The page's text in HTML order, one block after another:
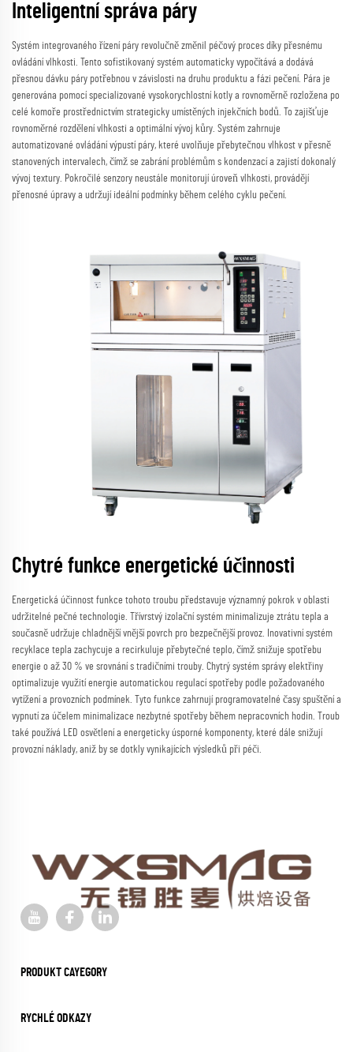
Inteligentní správa páry
Systém integrovaného řízení páry revolučně změnil péčový proces díky přesnému
ovládání vlhkosti. Tento sofistikovaný systém automaticky vypočítává a dodává
přesnou dávku páry potřebnou v závislosti na druhu produktu a fázi pečení. Pára je
generována pomocí specializované vysokorychlostní kotly a rovnoměrně rozložena po
celé komoře prostřednictvím strategicky umístěných injekčních bodů. To zajišťuje
rovnoměrné rozdělení vlhkosti a optimální vývoj kůry. Systém zahrnuje
automatizované ovládání výpustí páry, které uvolňuje přebytečnou vlhkost v přesně
stanovených intervalech, čímž se zabrání problémům s kondenzací a zajistí dokonalý
vývoj textury. Pokročilé senzory neustále monitorují úroveň vlhkosti, provádějí
přenosné úpravy a udržují ideální podmínky během celého cyklu pečení.
Chytré funkce energetické účinnosti
Energetická účinnost funkce tohoto troubu představuje významný pokrok v oblasti
udržitelné pečné technologie. Třívrstvý izolační systém minimalizuje ztrátu tepla a
současně udržuje chladnější vnější povrch pro bezpečnější provoz. Inovativní systém
recyklace tepla zachycuje a recirkuluje přebytečné teplo, čímž snižuje spotřebu
energie o až 30 % ve srovnání s tradičními trouby. Chytrý systém správy elektřiny
optimalizuje využití energie automatickou regulací spotřeby podle požadovaného
vytížení a provozních podmínek. Tyto funkce zahrnují programovatelné časy spuštění a
vypnutí za účelem minimalizace nezbytné spotřeby během nepracovních hodin. Troub
také používá LED osvětlení a energeticky úsporné komponenty, které dále snižují
provozní náklady, aniž by se dotkly vynikajících výsledků při péči.
PRODUKT CAYEGORY
RYCHLÉ ODKAZY